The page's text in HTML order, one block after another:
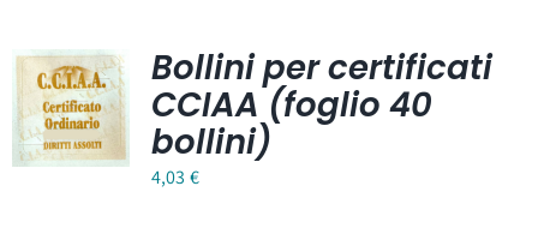
Bollini per certificati
CCIAA (foglio 40
bollini)
4,03 €